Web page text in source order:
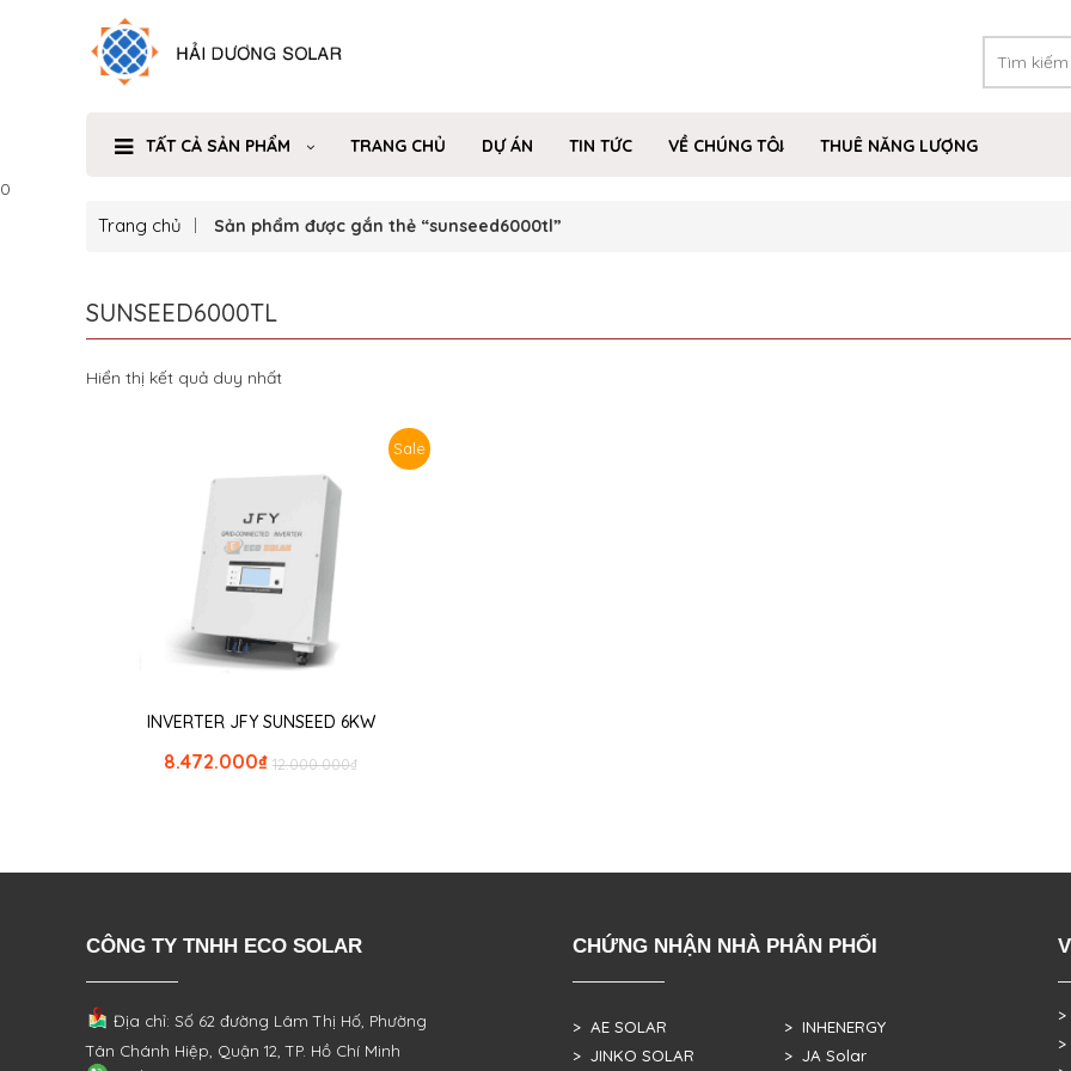
TẤT CẢ SẢN PHẨM TRANG CHỦ DỰ ÁN TIN TỨC VỀ CHÚNG TÔI
THUÊ NĂNG LƯỢNG
0
Trang chủ Sản phẩm được gắn thẻ “sunseed6000tl”
SUNSEED6000TL
Hiển thị kết quả duy nhất
Sale
INVERTER JFY SUNSEED 6KW
₫
12.000.000
₫
8.472.000
CÔNG TY TNHH ECO SOLAR
Địa chỉ: Số 62 đường Lâm Thị Hố, Phường
Tân Chánh Hiệp, Quận 12, TP. Hồ Chí Minh
CHỨNG NHẬN NHÀ PHÂN PHỐI
> AE SOLAR
> JINKO SOLAR
> INHENERGY
> JA Solar
>